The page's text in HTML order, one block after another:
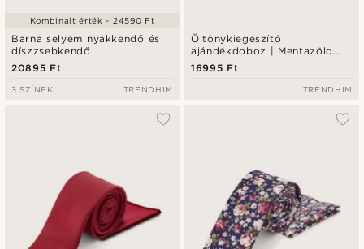
Barna selyem nyakkendő és
díszzsebkendő
20895 Ft
Kombinált érték - 24590 Ft
3 SZÍNEK TRENDHIM
Öltönykiegészítő
ajándékdoboz | Mentazöld
gyémántmintás szett.
16995 Ft
TRENDHIM